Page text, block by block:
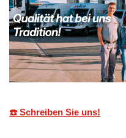
☎️ Schreiben Sie uns!